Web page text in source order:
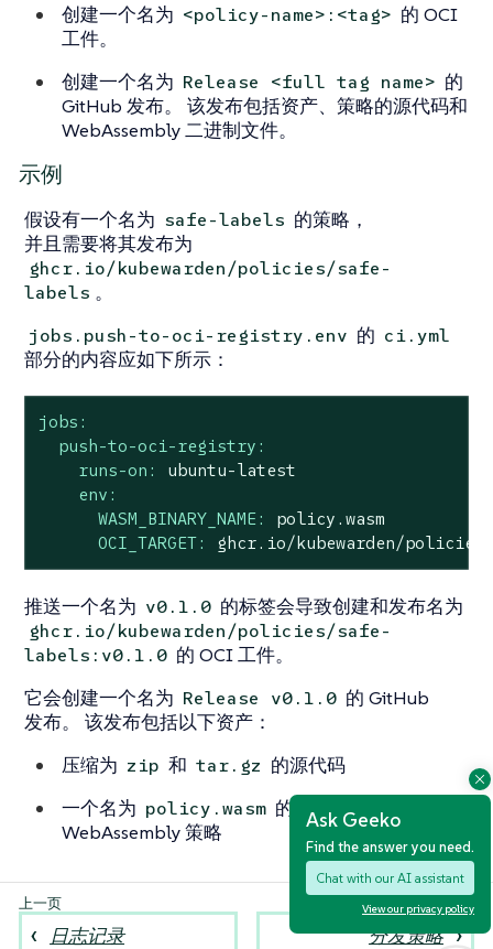
Ask Geeko
Find the answer you need.
Chat with our AI assistant
View our privacy policy
创建一个名为 <policy-name>:<tag> 的 OCI
工件。
创建一个名为 Release <full tag name> 的
GitHub 发布。 该发布包括资产、策略的源代码和
WebAssembly 二进制文件。
示例
假设有一个名为 safe-labels 的策略，
并且需要将其发布为
ghcr.io/kubewarden/policies/safe-
labels 。
jobs.push-to-oci-registry.env 的 ci.yml
部分的内容应如下所示：
jobs:
push-to-oci-registry:
runs-on:
ubuntu-latest
env:
WASM_BINARY_NAME:
policy.wasm
OCI_TARGET:
ghcr.io/kubewarden/
推送一个名为 v0.1.0 的标签会导致创建和发布名为
ghcr.io/kubewarden/policies/safe-
labels:v0.1.0 的 OCI 工件。
它会创建一个名为 Release v0.1.0 的 GitHub
发布。 该发布包括以下资产：
压缩为 zip 和 tar.gz 的源代码
一个名为 policy.wasm 的文件；这是实际的
WebAssembly 策略
日志记录 分发策略